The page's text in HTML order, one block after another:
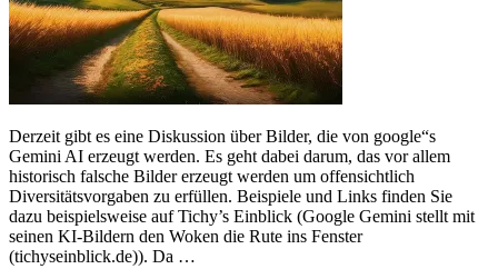
Derzeit gibt es eine Diskussion über Bilder, die von google“s
Gemini AI erzeugt werden. Es geht dabei darum, das vor allem
historisch falsche Bilder erzeugt werden um offensichtlich
Diversitätsvorgaben zu erfüllen. Beispiele und Links finden Sie
dazu beispielsweise auf Tichy’s Einblick (Google Gemini stellt mit
seinen KI-Bildern den Woken die Rute ins Fenster
(tichyseinblick.de)). Da …